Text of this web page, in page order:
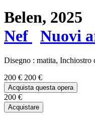
Belen, 2025
Nef
Nuovi
Disegno : matita, Inchiostro
200 € 200 €
Acquista questa opera
200 €
Acquistare